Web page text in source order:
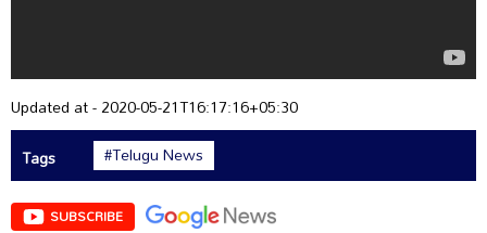
Updated at - 2020-05-21T16:17:16+05:30
Tags
#Telugu News
SUBSCRIBE